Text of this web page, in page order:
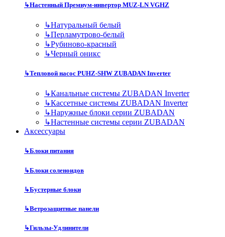
↳Настенный Премиум-инвертор MUZ-LN VGHZ
↳Натуральный белый
↳Перламутрово-белый
↳Рубиново-красный
↳Черный оникс
↳Тепловой насос PUHZ-SHW ZUBADAN Inverter
↳Канальные системы ZUBADAN Inverter
↳Кассетные системы ZUBADAN Inverter
↳Наружные блоки серии ZUBADAN
↳Настенные системы серии ZUBADAN
Аксесcуары
↳Блоки питания
↳Блоки соленоидов
↳Бустерные блоки
↳Ветрозащитные панели
↳Гильзы-Удлинители